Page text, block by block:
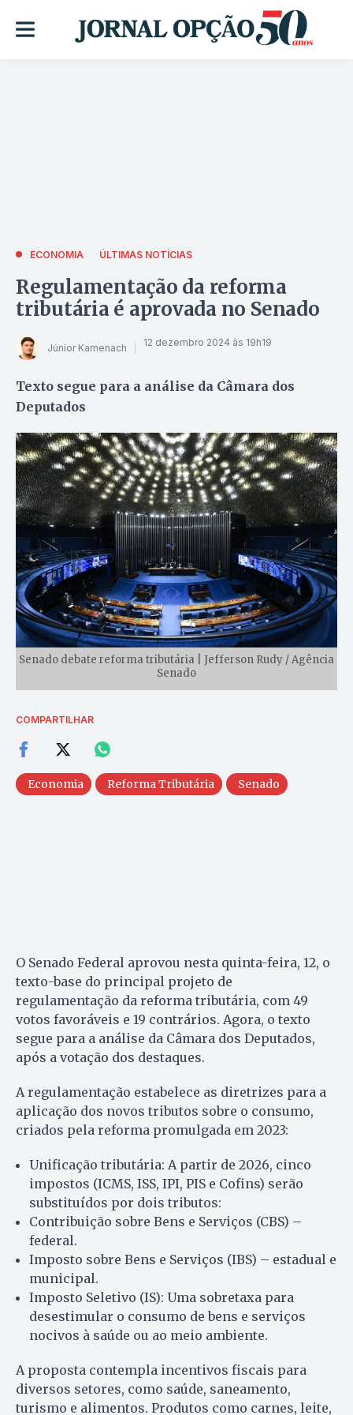
ECONOMIA ÚLTIMAS NOTÍCIAS
Regulamentação da reforma
tributária é aprovada no Senado
Júnior Kamenach 12 dezembro 2024 às 19h19
Texto segue para a análise da Câmara dos
Deputados
Senado debate reforma tributária | Jefferson Rudy / Agência
Senado
COMPARTILHAR
Economia Reforma Tributária Senado
O Senado Federal aprovou nesta quinta-feira, 12, o
texto-base do principal projeto de
regulamentação da reforma tributária, com 49
votos favoráveis e 19 contrários. Agora, o texto
segue para a análise da Câmara dos Deputados,
após a votação dos destaques.
A regulamentação estabelece as diretrizes para a
aplicação dos novos tributos sobre o consumo,
criados pela reforma promulgada em 2023:
Unificação tributária: A partir de 2026, cinco
impostos (ICMS, ISS, IPI, PIS e Cofins) serão
substituídos por dois tributos:
Contribuição sobre Bens e Serviços (CBS) –
federal.
Imposto sobre Bens e Serviços (IBS) – estadual e
municipal.
Imposto Seletivo (IS): Uma sobretaxa para
desestimular o consumo de bens e serviços
nocivos à saúde ou ao meio ambiente.
A proposta contempla incentivos fiscais para
diversos setores, como saúde, saneamento,
turismo e alimentos. Produtos como carnes, leite,